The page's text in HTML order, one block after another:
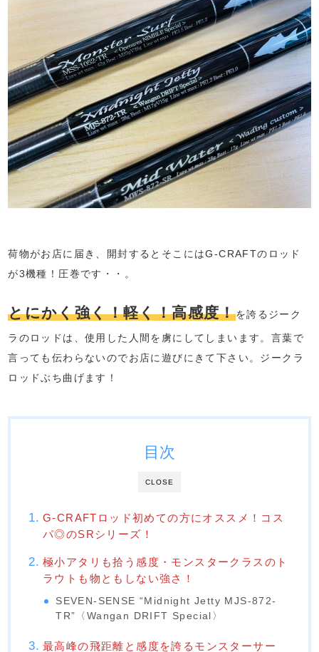
荷物がお店に届き、開封するとそこにはG-CRAFTのロッド
が3機種！圧巻です・・。
とにかく強く！軽く！高感度！を誇るジーク
ラのロッドは、使用した人間を虜にしてしまいます。言葉で
言っても伝わらないのでお店に遊びにきて下さい。ジークラ
ロッドぶち曲げます！
CLOSE
目次
G-CRAFTロッド初めての方にオススメ！コス
パ◎のSRシリーズ！
極小アタリも拾う感度・モンスタークラスのト
ラウトも物ともしない強さ！
SEVEN-SENSE “Midnight Jetty MJS-872-
TR”〈Wangan DRIFT Special〉
最高峰の飛距離と感度を誇るモンスターサー